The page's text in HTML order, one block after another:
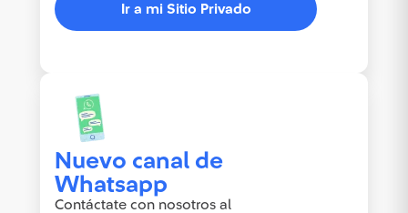
Ir a mi Sitio Privado
Nuevo canal de
Whatsapp
Contáctate con nosotros al